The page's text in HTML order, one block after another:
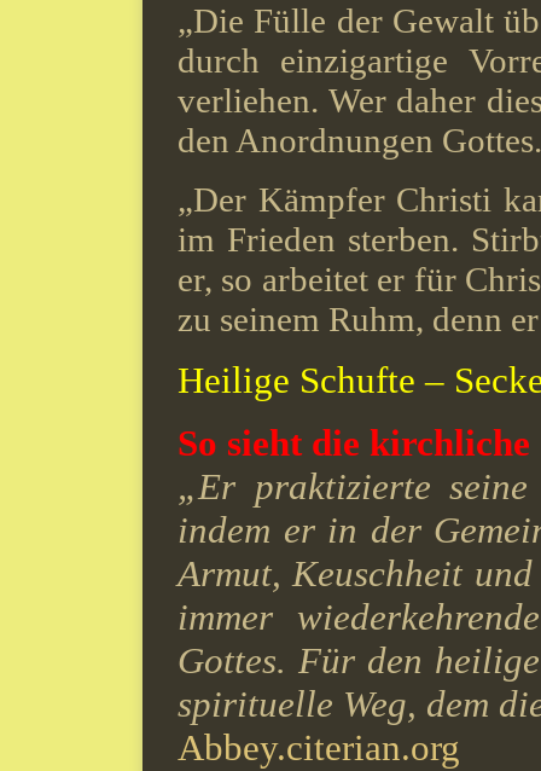
„Die Fülle der Gewalt
durch einzigartige
verliehen. Wer daher
den Anordnungen
„Der Kämpfer Christi
im Frieden sterben.
er, so arbeitet er für
zu seinem Ruhm, denn
Heilige Schufte –
So sieht die kirchliche
„Er praktizierte seine
indem er in der
Armut, Keuschheit und
immer
Gottes. Für den
spirituelle Weg, dem
Abbey.citerian.org